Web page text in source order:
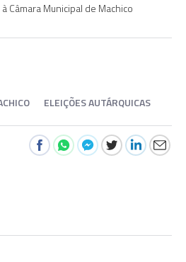
Câmara Municipal de Machico
ELEIÇÕES AUTÁRQUICAS